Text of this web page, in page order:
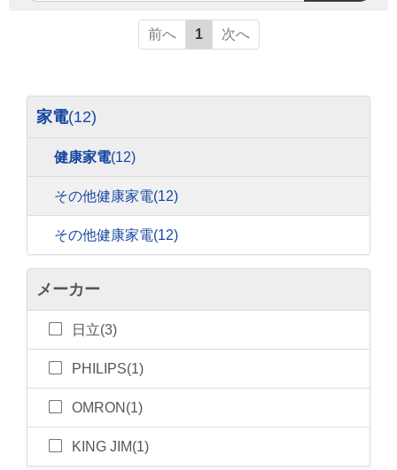
前へ 1 次へ
家電(12)
健康家電(12)
その他健康家電(12)
その他健康家電(12)
メーカー
日立(3)
PHILIPS(1)
OMRON(1)
KING JIM(1)